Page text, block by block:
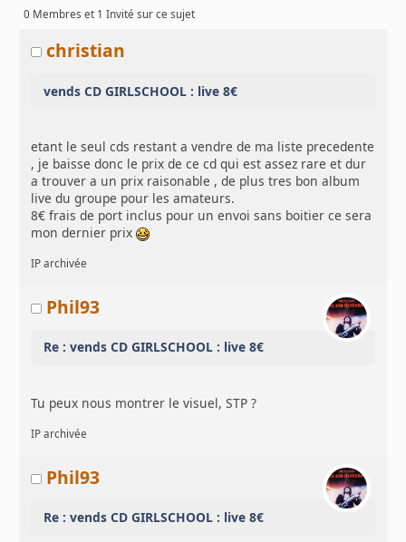
0 Membres et 1 Invité sur ce sujet
christian
vends CD GIRLSCHOOL : live 8€
etant le seul cds restant a vendre de ma liste precedente
, je baisse donc le prix de ce cd qui est assez rare et dur
a trouver a un prix raisonable , de plus tres bon album
live du groupe pour les amateurs.
8€ frais de port inclus pour un envoi sans boitier ce sera
mon dernier prix
IP archivée
Phil93
Re : vends CD GIRLSCHOOL : live 8€
Tu peux nous montrer le visuel, STP ?
IP archivée
Phil93
Re : vends CD GIRLSCHOOL : live 8€